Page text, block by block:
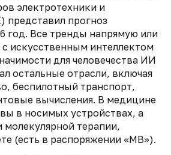
электротехники и
представил прогноз
год. Все тренды напрямую или
искусственным интеллектом
для человечества ИИ
остальные отрасли, включая
беспилотный транспорт,
вычисления. В медицине
в носимых устройствах, а
молекулярной терапии,
(есть в распоряжении «МВ»).